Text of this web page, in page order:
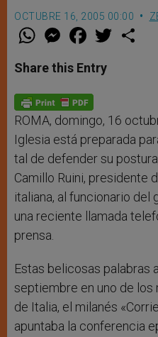
OCTUBRE 16, 2005 00:00
W
t
s
p
p
M
e
s
e
g
e
r
F
a
e
b
o
k
w
Share this Entry
ROMA, domingo, 16
Iglesia está preparada
tal de defender su
Camillo Ruini, presidente
italiana, al funcionario del
una reciente llamada
prensa.
Estas belicosas palabras
septiembre en uno de
de Italia, el milanés
apuntaba la conferencia